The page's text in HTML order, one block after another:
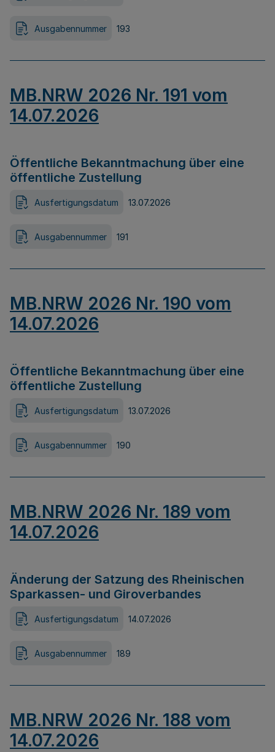
Ausgabennummer 193
MB.NRW 2026 Nr. 191 vom
14.07.2026
Öffentliche Bekanntmachung über eine
öffentliche Zustellung
Ausfertigungsdatum 13.07.2026
Ausgabennummer 191
MB.NRW 2026 Nr. 190 vom
14.07.2026
Öffentliche Bekanntmachung über eine
öffentliche Zustellung
Ausfertigungsdatum 13.07.2026
Ausgabennummer 190
MB.NRW 2026 Nr. 189 vom
14.07.2026
Änderung der Satzung des Rheinischen
Sparkassen- und Giroverbandes
Ausfertigungsdatum 14.07.2026
Ausgabennummer 189
MB.NRW 2026 Nr. 188 vom
14.07.2026